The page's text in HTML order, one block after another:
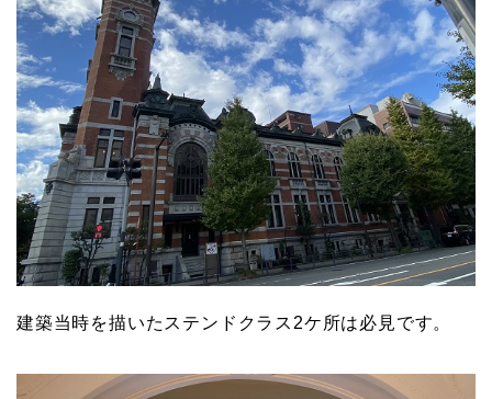
建築当時を描いたステンドクラス2ケ所は必見です。